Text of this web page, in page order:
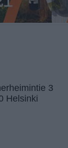
3
Helsinki